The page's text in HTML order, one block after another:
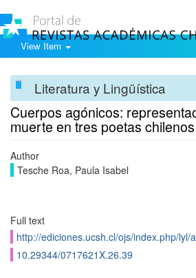
View Item
Literatura y Lingüística
Cuerpos agónicos:
muerte en tres poetas chilenos
Author
Tesche Roa, Paula Isabel
Full text
http://ediciones.ucsh.cl/ojs/index.php/lyl/
10.29344/0717621X.26.39